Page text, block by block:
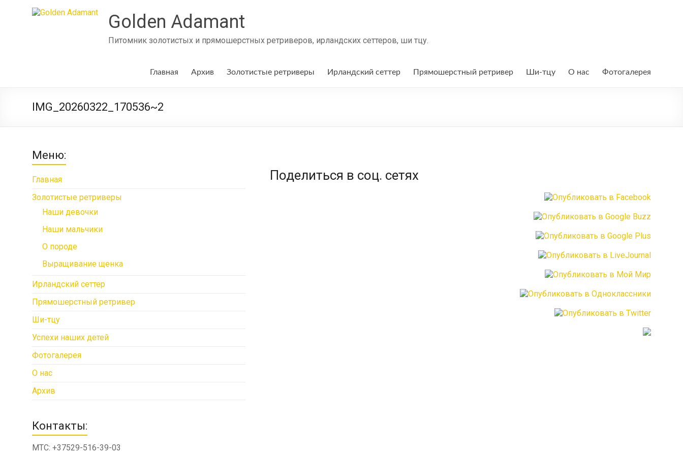
Golden Adamant
Питомник золотистых и прямошерстных ретриверов, ирландских сеттеров, ши тцу.
Главная Архив Золотистые ретриверы Ирландский сеттер Прямошерстный ретривер Ши-тцу О нас Фотогалерея
IMG_20260322_170536~2
Поделиться в соц. сетях
Меню:
Главная
Золотистые ретриверы
Наши девочки
Наши мальчики
О породе
Выращивание щенка
Ирландский сеттер
Прямошерстный ретривер
Ши-тцу
Успехи наших детей
Фотогалерея
О нас
Архив
Контакты:
МТС: +37529-516-39-03